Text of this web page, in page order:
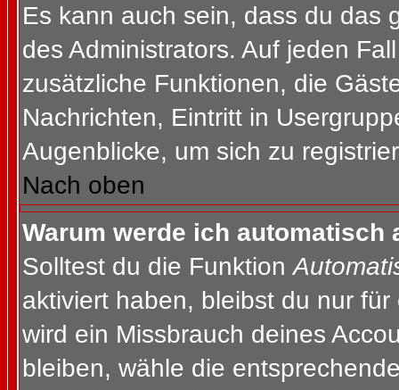
Es kann auch sein, dass du das
des Administrators. Auf jeden
zusätzliche Funktionen, die
Nachrichten, Eintritt in
Augenblicke, um sich zu
Nach oben
Warum werde ich automatisch
Solltest du die Funktion
aktiviert haben, bleibst du nur
wird ein Missbrauch deines
bleiben, wähle die